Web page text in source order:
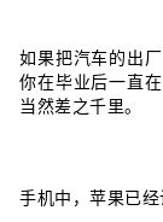
如果把汽车的出
你在毕业后一直
当然差之千里。
手机中，苹果已经